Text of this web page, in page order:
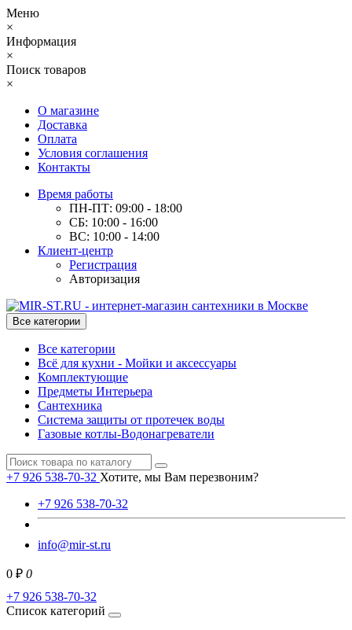
Меню
×
Информация
×
Поиск товаров
×
О магазине
Доставка
Оплата
Условия соглашения
Контакты
Время работы
ПН-ПТ: 09:00 - 18:00
СБ: 10:00 - 16:00
ВС: 10:00 - 14:00
Клиент-центр
Регистрация
Авторизация
Все категории
Все категории
Всё для кухни - Мойки и аксессуары
Комплектующие
Предметы Интерьера
Сантехника
Система защиты от протечек воды
Газовые котлы-Водонагреватели
+7 926 538-70-32 Хотите, мы Вам перезвоним?
+7 926 538-70-32
info@mir-st.ru
0 ₽ 0
+7 926 538-70-32
Список категорий